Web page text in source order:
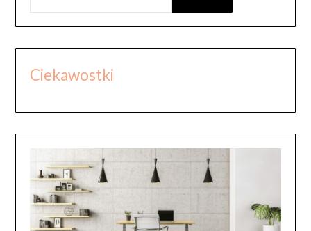
Ciekawostki